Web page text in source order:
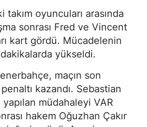
takım oyuncuları arasında
sonrası Fred ve Vincent
kart gördü. Mücadelenin
yükseldi.
maçın son
kazandı. Sebastian
yapılan müdahaleyi VAR
hakem Oğuzhan Çakır